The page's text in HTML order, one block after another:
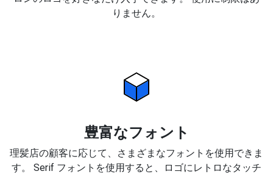
りません。
豊富なフォント
理髪店の顧客に応じて、さまざまなフォントを使用できま
す。 Serif フォントを使用すると、ロゴにレトロなタッチ